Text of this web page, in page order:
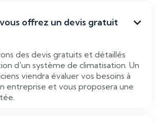
offrez un devis gratuit

des devis gratuits et détaillés
d'un système de climatisation. Un
viendra évaluer vos besoins à
entreprise et vous proposera une